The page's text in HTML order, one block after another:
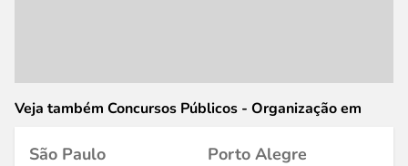
Veja também Concursos Públicos - Organização em
São Paulo
Porto Alegre